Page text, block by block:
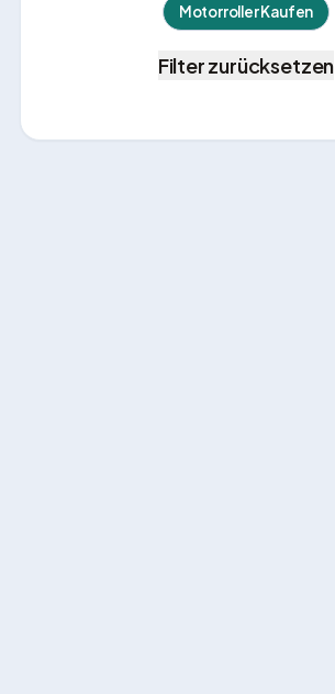
Motorroller Kaufen
Filter zurücksetzen